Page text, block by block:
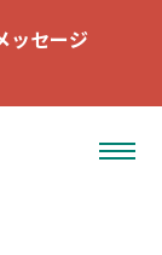
ッセージ